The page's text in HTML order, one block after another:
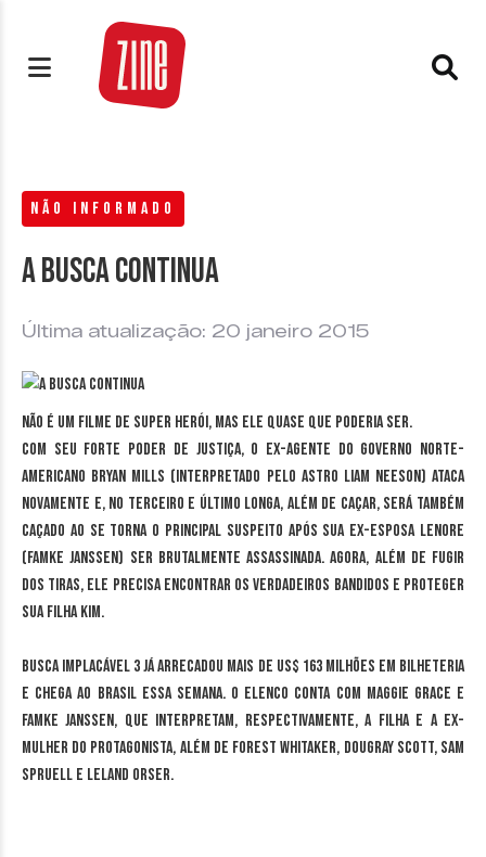
NÃO INFORMADO
A busca continua
Última atualização: 20 janeiro 2015
Não é um filme de super herói, mas ele quase que poderia ser.
Com seu forte poder de justiça, o ex-agente do governo norte-
americano Bryan Mills (interpretado pelo astro Liam Neeson) ataca
novamente e, no terceiro e último longa, além de caçar, será também
caçado ao se torna o principal suspeito após sua ex-esposa Lenore
(Famke Janssen) ser brutalmente assassinada. Agora, além de fugir
dos tiras, ele precisa encontrar os verdadeiros bandidos e proteger
sua filha Kim.
Busca Implacável 3 já arrecadou mais de US$ 163 milhões em bilheteria
e chega ao Brasil essa semana. O elenco conta com Maggie Grace e
Famke Janssen, que interpretam, respectivamente, a filha e a ex-
mulher do protagonista, além de Forest Whitaker, Dougray Scott, Sam
Spruell e Leland Orser.